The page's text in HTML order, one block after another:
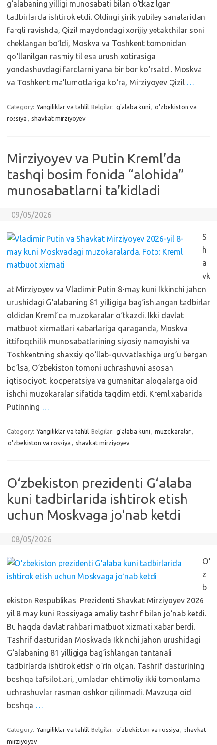
g‘alabaning yilligi munosabati bilan o‘tkazilgan
tadbirlarda ishtirok etdi. Oldingi yirik yubiley sanalaridan
farqli ravishda, Qizil maydondagi xorijiy yetakchilar soni
cheklangan bo‘ldi, Moskva va Toshkent tomonidan
qo‘llanilgan rasmiy til esa urush xotirasiga
yondashuvdagi farqlarni yana bir bor ko‘rsatdi. Moskva
va Toshkent ma’lumotlariga ko‘ra, Mirziyoyev Qizil …
Category: Yangiliklar va tahlil Belgilar: g'alaba kuni , o'zbekiston va
rossiya , shavkat mirziyoyev
Mirziyoyev va Putin Kreml’da
tashqi bosim fonida “alohida”
munosabatlarni ta’kidladi
09/05/2026
S
h
a
vk
at Mirziyoyev va Vladimir Putin 8-may kuni Ikkinchi jahon
urushidagi G‘alabaning 81 yilligiga bag‘ishlangan tadbirlar
oldidan Kreml’da muzokaralar o‘tkazdi. Ikki davlat
matbuot xizmatlari xabarlariga qaraganda, Moskva
ittifoqchilik munosabatlarining siyosiy namoyishi va
Toshkentning shaxsiy qo‘llab-quvvatlashiga urg‘u bergan
bo‘lsa, O‘zbekiston tomoni uchrashuvni asosan
iqtisodiyot, kooperatsiya va gumanitar aloqalarga oid
ishchi muzokaralar sifatida taqdim etdi. Kreml xabarida
Putinning …
Category: Yangiliklar va tahlil Belgilar: g'alaba kuni , muzokaralar,
o'zbekiston va rossiya , shavkat mirziyoyev
O‘zbekiston prezidenti G‘alaba
kuni tadbirlarida ishtirok etish
uchun Moskvaga jo‘nab ketdi
08/05/2026
O‘
z
b
ekiston Respublikasi Prezidenti Shavkat Mirziyoyev 2026
yil 8 may kuni Rossiyaga amaliy tashrif bilan jo‘nab ketdi.
Bu haqda davlat rahbari matbuot xizmati xabar berdi.
Tashrif dasturidan Moskvada Ikkinchi jahon urushidagi
G‘alabaning 81 yilligiga bag‘ishlangan tantanali
tadbirlarda ishtirok etish o‘rin olgan. Tashrif dasturining
boshqa tafsilotlari, jumladan ehtimoliy ikki tomonlama
uchrashuvlar rasman oshkor qilinmadi. Mavzuga oid
boshqa …
Category: Yangiliklar va tahlil Belgilar: o'zbekiston va rossiya , shavkat
mirziyoyev